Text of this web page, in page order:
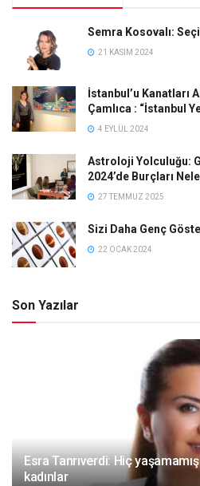
Semra Kosovalı:
21 KASIM 2024
İstanbul’u Kanatları
Çamlıca : “İstanbul
4 EYLÜL 2024
Astroloji Yolculuğu:
2024’de Burçları
27 TEMMUZ 2025
Sizi Daha Genç
22 OCAK 2024
Son Yazılar
Esra Tanrıverdi: Hiç
kadınlar